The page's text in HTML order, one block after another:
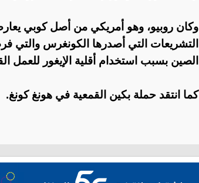
وكان روبيو، وهو أمريكي من أصل كوبي
التشريعات التي أصدرها الكونغرس
الصين بسبب استخدام أقلية الإيغور للعمل
كما انتقد حملة بكين القمعية في هونغ كونغ.